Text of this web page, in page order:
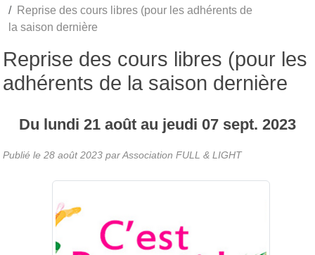
Reprise des cours libres (pour les adhérents de
la saison dernière
Reprise des cours libres (pour les
adhérents de la saison dernière
Du lundi 21 août au jeudi 07 sept. 2023
Publié le 28 août 2023 par Association FULL & LIGHT